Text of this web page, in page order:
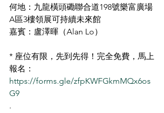
何地：九龍橫頭磡聯合道198號樂富廣場
A區3樓領展可持續未來館
嘉賓：盧澤暉（Alan Lo）
* 座位有限，先到先得！完全免費，馬上
報名：
https://forms.gle/zfpKWFGkmMQx6os
G9
.